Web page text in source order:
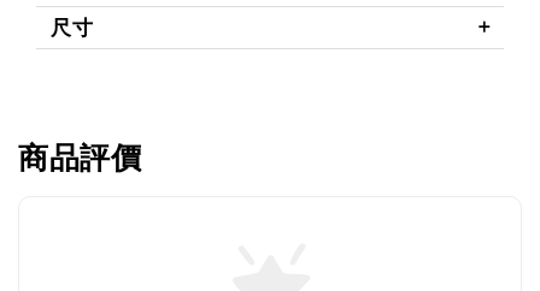
尺寸
商品評價